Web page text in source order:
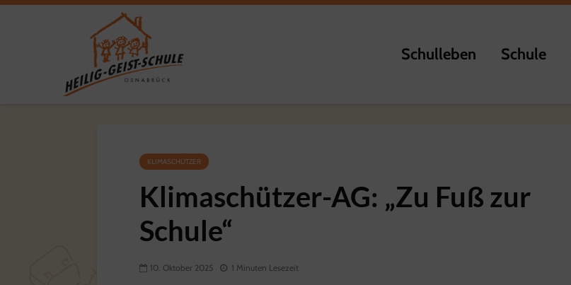
Schulleben Schule
KLIMASCHÜTZER
Klimaschützer-AG: „Zu Fuß zur
Schule“
10. Oktober 2025 1 Minuten Lesezeit